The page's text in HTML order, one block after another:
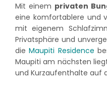
Mit einem privaten
eine komfortablere und
mit eigenem
Privatsphäre und
dieMaupiti Residence
Maupiti am nächsten
und Kurzaufenthalte auf